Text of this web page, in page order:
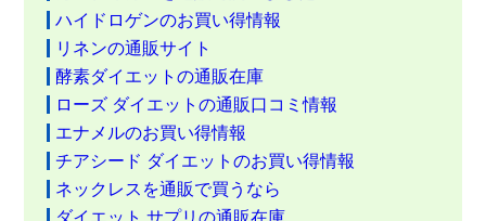
ハイドロゲンのお買い得情報
リネンの通販サイト
酵素ダイエットの通販在庫
ローズ ダイエットの通販口コミ情報
エナメルのお買い得情報
チアシード ダイエットのお買い得情報
ネックレスを通販で買うなら
ダイエット サプリの通販在庫